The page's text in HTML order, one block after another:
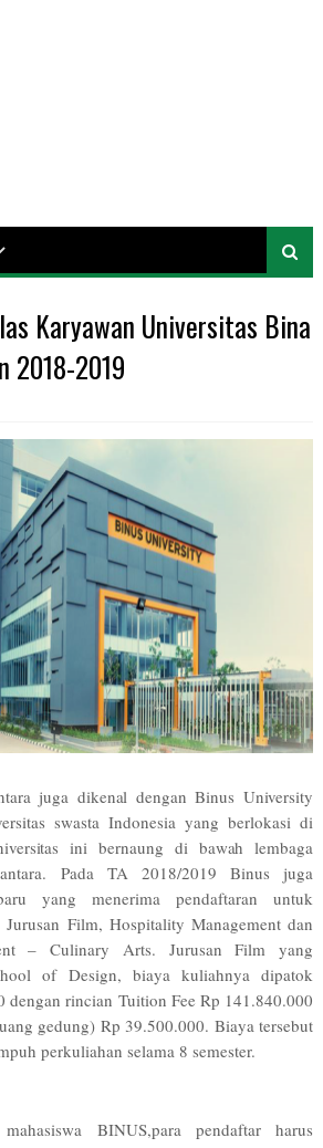
Karyawan Universitas Bina
2018-2019
juga dikenal dengan Binus University
swasta Indonesia yang berlokasi di
ini bernaung di bawah lembaga
Pada TA 2018/2019 Binus juga
yang menerima pendaftaran untuk
Film, Hospitality Management dan
– Culinary Arts. Jurusan Film yang
of Design, biaya kuliahnya dipatok
dengan rincian Tuition Fee Rp 141.840.000
gedung) Rp 39.500.000. Biaya tersebut
perkuliahan selama 8 semester.
BINUS,para pendaftar harus